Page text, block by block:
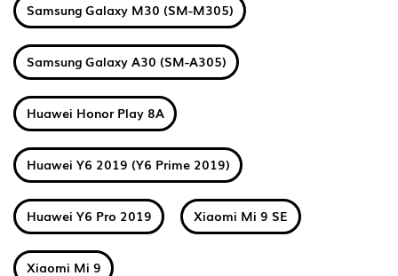
Samsung Galaxy M30 (SM-M305)
Samsung Galaxy A30 (SM-A305)
Huawei Honor Play 8A
Huawei Y6 2019 (Y6 Prime 2019)
Huawei Y6 Pro 2019 Xiaomi Mi 9 SE
Xiaomi Mi 9